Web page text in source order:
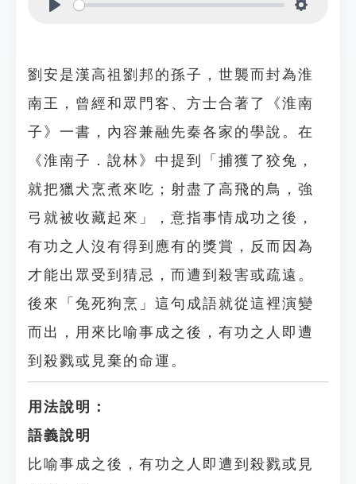
劉安是漢高祖劉邦的孫子，世襲而封為淮
南王，曾經和眾門客、方士合著了《淮南
子》一書，內容兼融先秦各家的學說。在
《淮南子．說林》中提到「捕獲了狡兔，
就把獵犬烹煮來吃；射盡了高飛的鳥，強
弓就被收藏起來」，意指事情成功之後，
有功之人沒有得到應有的獎賞，反而因為
才能出眾受到猜忌，而遭到殺害或疏遠。
後來「兔死狗烹」這句成語就從這裡演變
而出，用來比喻事成之後，有功之人即遭
到殺戮或見棄的命運。
用法說明：
語義說明
比喻事成之後，有功之人即遭到殺戮或見